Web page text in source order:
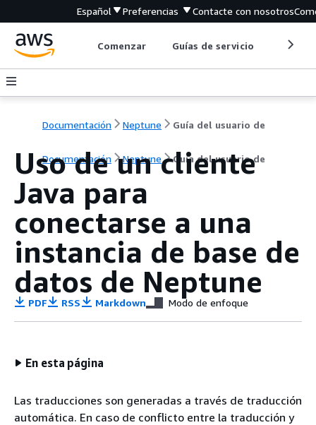
Español Preferencias Contacte con nosotros
Comenzar Guías de servicio
Documentación Neptune Guía del usuario de
Documentación Neptune Guía del usuario de
Uso de un cliente
Java para
conectarse a una
instancia de base de
datos de Neptune
PDF RSS Markdown Modo de enfoque
En esta página
Las traducciones son generadas a través de traducción
automática. En caso de conflicto entre la traducción y